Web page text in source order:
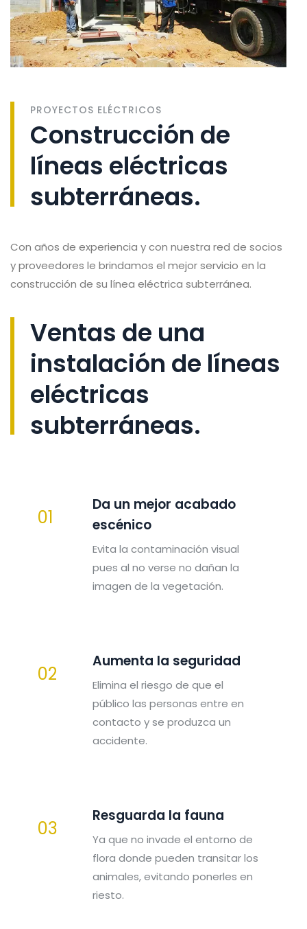
PROYECTOS ELÉCTRICOS
Construcción de
líneas eléctricas
subterráneas.
Con años de experiencia y con nuestra red de socios
y proveedores le brindamos el mejor servicio en la
construcción de su línea eléctrica subterránea.
Ventas de una
instalación de líneas
eléctricas
subterráneas.
01
Da un mejor acabado
escénico
Evita la contaminación visual
pues al no verse no dañan la
imagen de la vegetación.
02
Aumenta la seguridad
Elimina el riesgo de que el
público las personas entre en
contacto y se produzca un
accidente.
03
Resguarda la fauna
Ya que no invade el entorno de
flora donde pueden transitar los
animales, evitando ponerles en
riesto.